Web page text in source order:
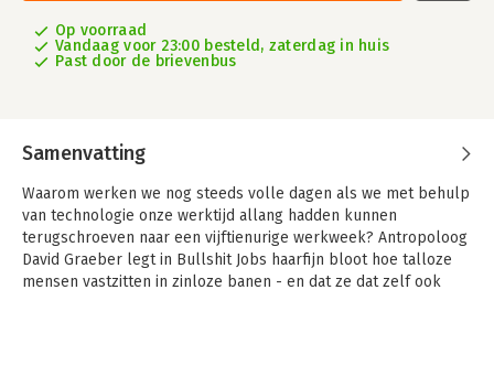
Op voorraad
Vandaag voor 23:00 besteld, zaterdag in huis
Past door de brievenbus
Samenvatting
Waarom werken we nog steeds volle dagen als we met behulp
van technologie onze werktijd allang hadden kunnen
terugschroeven naar een vijftienurige werkweek? Antropoloog
David Graeber legt in Bullshit Jobs haarfijn bloot hoe talloze
mensen vastzitten in zinloze banen - en dat ze dat zelf ook